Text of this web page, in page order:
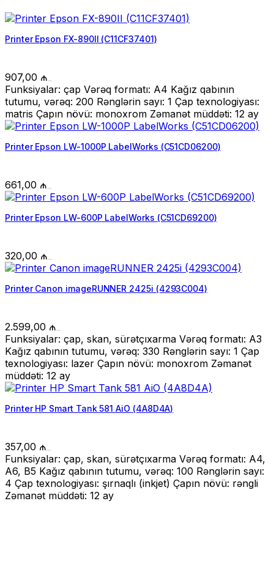
Printer Epson FX-890II (C11CF37401)
907,00 ₼
Funksiyalar: çap Vərəq formatı: A4 Kağız qabının
tutumu, vərəq: 200 Rənglərin sayı: 1 Çap texnologiyası:
matris Çapın növü: monoxrom Zəmanət müddəti: 12 ay
Printer Epson LW-1000P LabelWorks (C51CD06200)
661,00 ₼
Printer Epson LW-600P LabelWorks (C51CD69200)
320,00 ₼
Printer Canon imageRUNNER 2425i (4293C004)
2.599,00 ₼
Funksiyalar: çap, skan, sürətçıxarma Vərəq formatı: A3
Kağız qabının tutumu, vərəq: 330 Rənglərin sayı: 1 Çap
texnologiyası: lazer Çapın növü: monoxrom Zəmanət
müddəti: 12 ay
Printer HP Smart Tank 581 AiO (4A8D4A)
357,00 ₼
Funksiyalar: çap, skan, sürətçıxarma Vərəq formatı: A4,
A6, B5 Kağız qabının tutumu, vərəq: 100 Rənglərin sayı:
4 Çap texnologiyası: şırnaqlı (inkjet) Çapın növü: rəngli
Zəmanət müddəti: 12 ay